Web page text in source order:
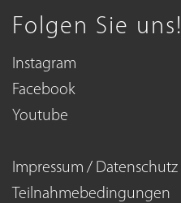
Folgen Sie uns!
Instagram
Facebook
Youtube
Impressum / Datenschutz
Teilnahmebedingungen